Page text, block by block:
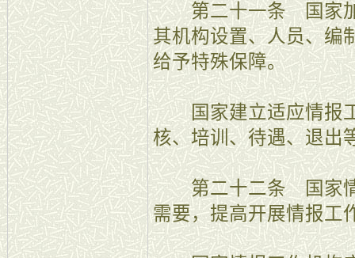
第二十一条 国家加
其机构设置、人员、编
给予特殊保障。
国家建立适应情报工
核、培训、待遇、退出
第二十二条 国家情
需要，提高开展情报工